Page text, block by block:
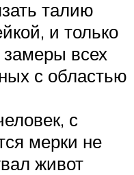
талию
и только
всех
с областью
с
мерки не
живот